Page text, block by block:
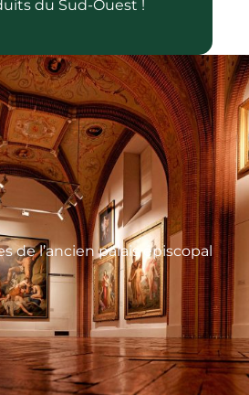
du Sud-Ouest !
de l’ancien palais épiscopal